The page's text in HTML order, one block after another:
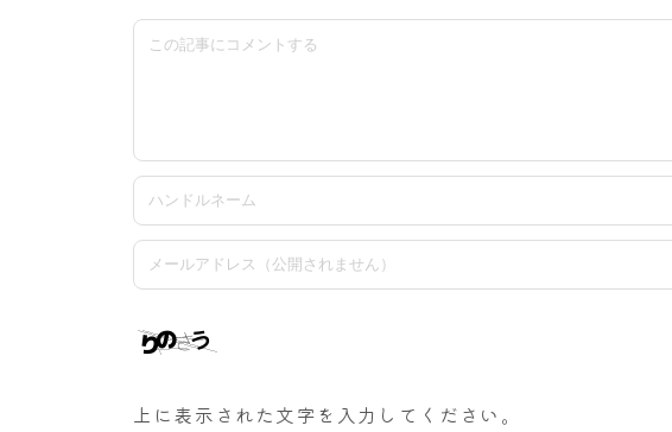
上に表示された文字を入力してください。